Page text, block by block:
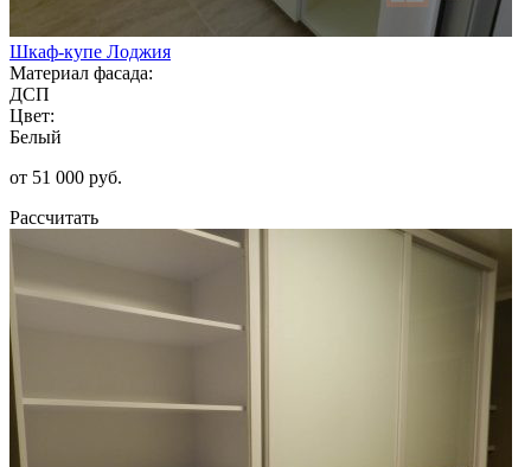
Шкаф-купе Лоджия
Материал фасада:
ДСП
Цвет:
Белый
от 51 000 руб.
Рассчитать